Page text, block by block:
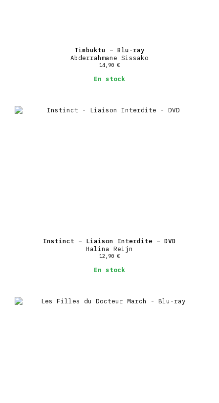
Timbuktu – Blu-ray
Abderrahmane Sissako
14,90 €
En stock
Instinct – Liaison Interdite – DVD
Halina Reijn
12,90 €
En stock